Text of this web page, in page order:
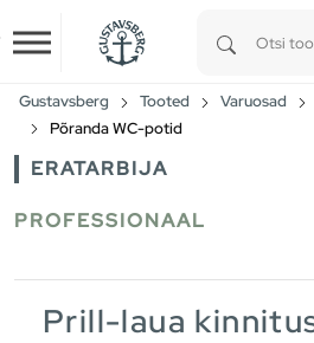
Skip to main content
Gustavsberg Tooted Varuosad
Põranda WC-potid
ERATARBIJA
PROFESSIONAAL
Prill-laua